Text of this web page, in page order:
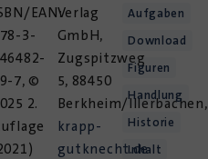
EAN:
3-
7, ©
2.
Verlag
GmbH,
Zugspitzweg
5, 88450
Berkheim/Illerbachen,
krapp-
gutknecht.de
Aufgaben
Download
Figuren
Handlung
Historie
Inhalt